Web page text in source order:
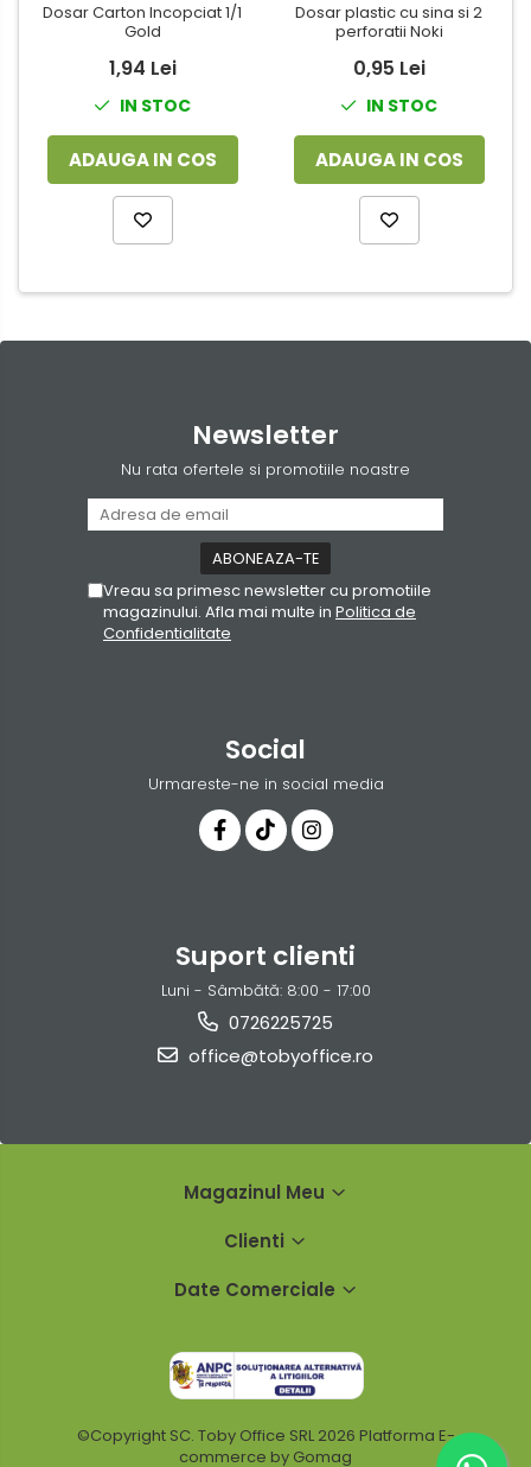
Dosar Carton Incopciat 1/1
Gold
1,94 Lei
IN STOC
ADAUGA IN COS
Dosar plastic cu sina si 2
perforatii Noki
0,95 Lei
IN STOC
ADAUGA IN COS
Newsletter
Nu rata ofertele si promotiile noastre
Vreau sa primesc newsletter cu promotiile
magazinului. Afla mai multe in Politica de
Confidentialitate
Social
Urmareste-ne in social media
Suport clienti
Luni - Sâmbătă: 8:00 - 17:00
0726225725
office@tobyoffice.ro
Magazinul Meu
Clienti
Date Comerciale
©Copyright SC. Toby Office SRL 2026 Platforma E-
commerce by Gomag